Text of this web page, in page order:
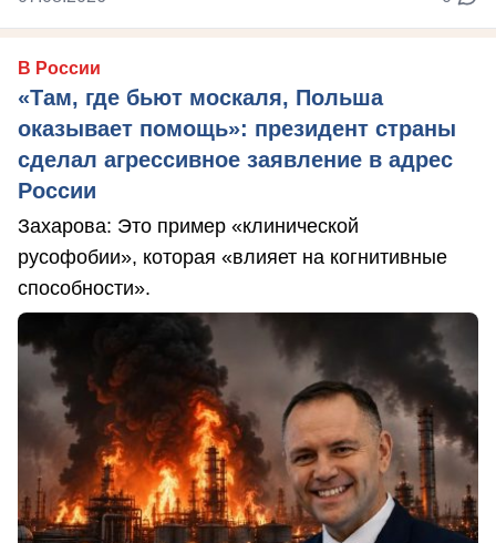
В России
«Там, где бьют москаля, Польша
оказывает помощь»: президент страны
сделал агрессивное заявление в адрес
России
Захарова: Это пример «клинической
русофобии», которая «влияет на когнитивные
способности».